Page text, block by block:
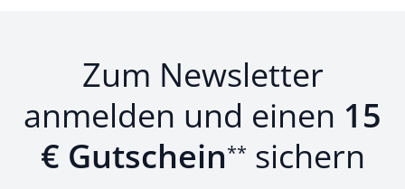
Zum Newsletter
anmelden und einen 15
€ Gutschein** sichern